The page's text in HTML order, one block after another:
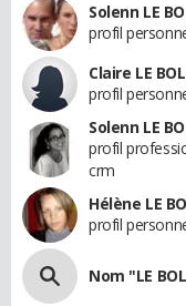
Solenn LE
profil
Claire LE
profil
Solenn LE
profil
crm
Hélène LE
profil
Nom "LE